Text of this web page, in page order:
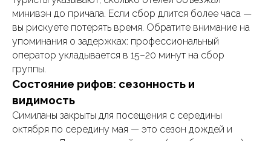
минивэн до причала. Если сбор длится более часа —
вы рискуете потерять время. Обратите внимание на
упоминания о задержках: профессиональный
оператор укладывается в 15–20 минут на сбор
группы.
Состояние рифов: сезонность и
видимость
Симиланы закрыты для посещения с середины
октября по середину мая — это сезон дождей и